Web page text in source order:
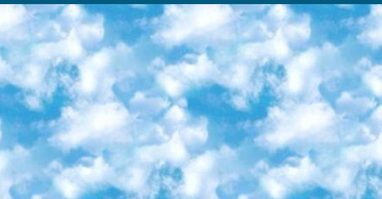
подборку ссылок на учебные материалы. Хотя «Смартия» ориентируется на русскоязычную аудиторию, часть контента всё же доступна только на английском. 3. «Лекторий Физтеха» Проект Московского физико-технического института (Физтеха). С его помощью вы можете смотреть онлайн серии лекций, записанные на видео в этом вузе. В числе доступных предметов — физика, биология, химия, информационные технологии и другие. К некоторым лекциям администрация ресурса прилагает готовые конспекты, которые можно скачивать в PDF-формате. 4. ITMOcourses Онлайн-площадка Санкт-Петербургского национального исследовательского университета информационных технологий, механики и оптики (ИТМО). Ресурс предоставляет свободный доступ к курсам, разработанным в этом вузе. Каталог материалов разбит на четыре категории: «Оптические системы и технологии», «Приборостроение и робототехника», «Информационные технологии» и «Биотехнологии». Курсы состоят из видеолекций, интерактивных демонстраций и заданий. 5. «КиберЛенинка» Электронная научная библиотека открытого доступа. Каталог площадки регулярно обрастает текстами статей из различных научных изданий. Сгруппированные по журналам и рубрикам публикации можно читать онлайн или скачивать целиком в PDF-формате. Проект нацелен на популяризацию науки за счёт открытого доступа к качественной информации. 6. «ПостНаука» На этом ресурсе публикуют подборки видеолекций, составленные экспертами из разных отраслей и объединённые общими темами. Среди них, к примеру, есть серии «Биоинформатика и геномика», «Культура средневековой Скандинавии» и Cinema Studies о теории кино. Каждая подборка лекций — логически связанная история, рассказанная экспертом от первого лица. Кроме того, на сайте появляются научно-образовательные статьи и тесты на разные темы. 7. «Newочём» Команда проекта «Newочём» отбирает самые интересные тексты из англоязычных СМИ и переводит те из них, за которые голосуют участники сообщества «ВКонтакте». По большей части это научно-популярные статьи. Редакторы придумывают лишь заголовки, в остальном содержание переводов соответствует оригиналам. Полные тексты можно читать прямо в социальной сети. 8. InternetUrok Онлайн-база материалов по основным дисциплинам школьной программы. Информация на сайте структурирована по классам, предметам и темам (урокам). Каждый урок состоит из видеолекций и конспектов. Есть также интерактивные тренажёры и тесты для закрепления пройденного материала. Даже если вы давно окончили школу, возможность повторить программу старших классов всегда может пригодиться. 9. Edutainme Ещё один ресурс об образовании. В отличие от Newtonew, как мне кажется, Edutainme больше ориентируется на представителей индустрии: педагогов, предпринимателей, разработчиков образовательных проектов. Но и любой, кто просто стремится к саморазвитию, найдёт на сайте много полезного и интересного для себя. Например, информацию о новых курсах и образовательных сервисах. 10. Newtonew Онлайн-медиа об образовании и обучении в широком смысле. Авторы Newtonew пишут об инструментах, заведениях, тактиках и стратегиях, которые помогают учить других и получать новые знания самостоятельно. На этой площадке вы найдёте новости, обзоры, аналитические мат